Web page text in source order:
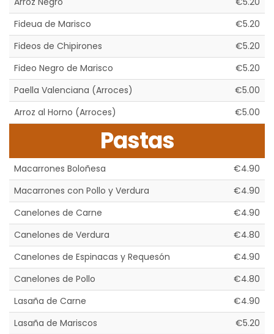
Fideua de Marisco
€5.20
Fideos de Chipirones
€5.20
Fideo Negro de Marisco
€5.20
Paella Valenciana (Arroces)
€5.00
Arroz al Horno (Arroces)
€5.00
Pastas
Macarrones Boloñesa
€4.90
Macarrones con Pollo y Verdura
€4.90
Canelones de Carne
€4.90
Canelones de Verdura
€4.80
Canelones de Espinacas y Requesón
€4.90
Canelones de Pollo
€4.80
Lasaña de Carne
€4.90
Lasaña de Mariscos
€5.20